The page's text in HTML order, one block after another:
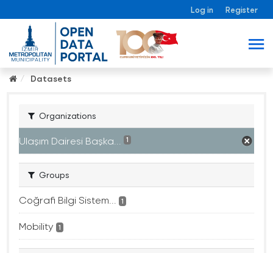
Log in Register
Datasets
Organizations
Ulaşım Dairesi Başka... 1
Groups
Coğrafi Bilgi Sistem... 1
Mobility 1